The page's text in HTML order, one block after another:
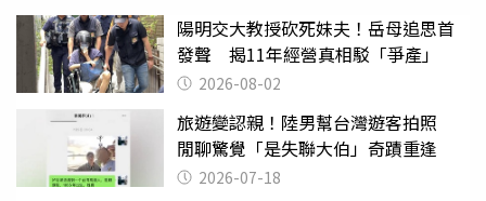
陽明交大教授砍死妹夫！岳母追思首
發聲 揭11年經營真相駁「爭產」
2026-08-02
旅遊變認親！陸男幫台灣遊客拍照
閒聊驚覺「是失聯大伯」奇蹟重逢
2026-07-18